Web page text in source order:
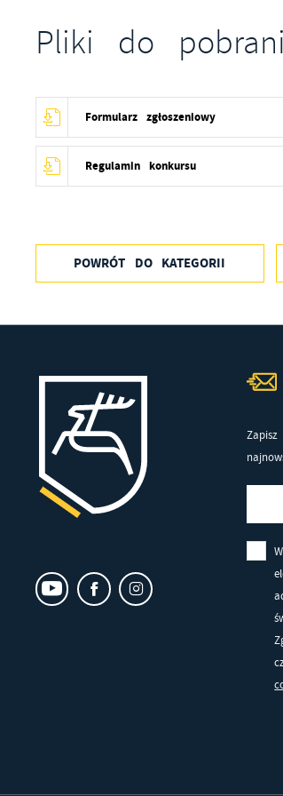
Pliki do
Formularz zgłoszeniowy
Regulamin konkursu
POWRÓT DO KATEGORII